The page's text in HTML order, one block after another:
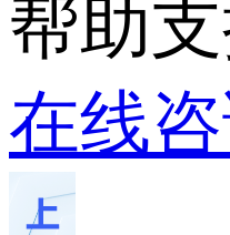
帮助
在线